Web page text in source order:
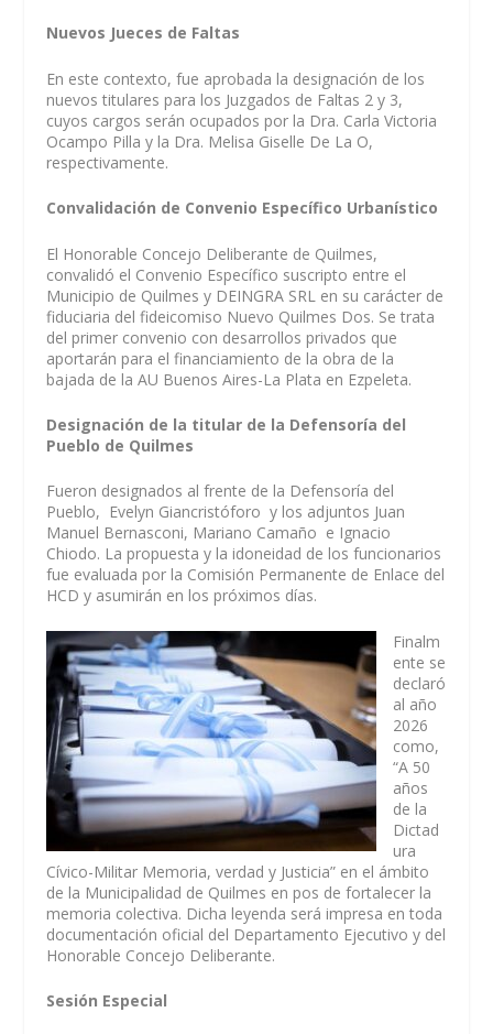
Nuevos Jueces de Faltas
En este contexto, fue aprobada la designación de los
nuevos titulares para los Juzgados de Faltas 2 y 3,
cuyos cargos serán ocupados por la Dra. Carla Victoria
Ocampo Pilla y la Dra. Melisa Giselle De La O,
respectivamente.
Convalidación de Convenio Específico Urbanístico
El Honorable Concejo Deliberante de Quilmes,
convalidó el Convenio Específico suscripto entre el
Municipio de Quilmes y DEINGRA SRL en su carácter de
fiduciaria del fideicomiso Nuevo Quilmes Dos. Se trata
del primer convenio con desarrollos privados que
aportarán para el financiamiento de la obra de la
bajada de la AU Buenos Aires-La Plata en Ezpeleta.
Designación de la titular de la Defensoría del
Pueblo de Quilmes
Fueron designados al frente de la Defensoría del
Pueblo, Evelyn Giancristóforo y los adjuntos Juan
Manuel Bernasconi, Mariano Camaño e Ignacio
Chiodo. La propuesta y la idoneidad de los funcionarios
fue evaluada por la Comisión Permanente de Enlace del
HCD y asumirán en los próximos días.
Finalm
ente se
declaró
al año
2026
como,
“A 50
años
de la
Dictad
ura
Cívico-Militar Memoria, verdad y Justicia” en el ámbito
de la Municipalidad de Quilmes en pos de fortalecer la
memoria colectiva. Dicha leyenda será impresa en toda
documentación oficial del Departamento Ejecutivo y del
Honorable Concejo Deliberante.
Sesión Especial